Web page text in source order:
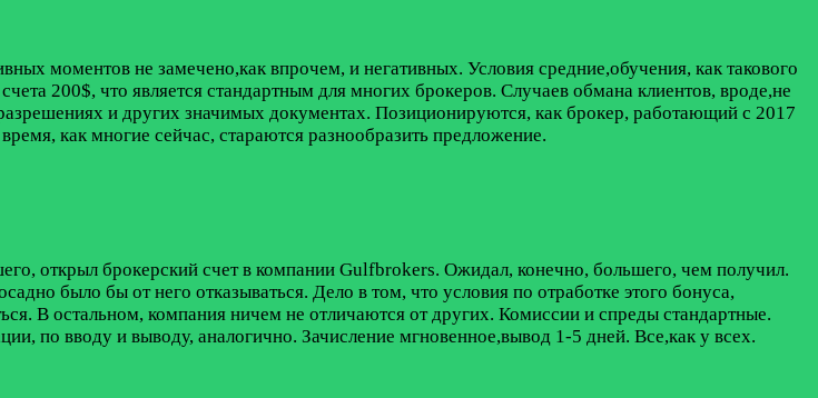
моментов не замечено,как впрочем, и негативных. Условия средние,обучения, как такового
200$, что является стандартным для многих брокеров. Случаев обмана клиентов, вроде,не
и других значимых документах. Позиционируются, как брокер, работающий с 2017
как многие сейчас, стараются разнообразить предложение.
открыл брокерский счет в компании Gulfbrokers. Ожидал, конечно, большего, чем получил.
было бы от него отказываться. Дело в том, что условия по отработке этого бонуса,
В остальном, компания ничем не отличаются от других. Комиссии и спреды стандартные.
по вводу и выводу, аналогично. Зачисление мгновенное,вывод 1-5 дней. Все,как у всех.